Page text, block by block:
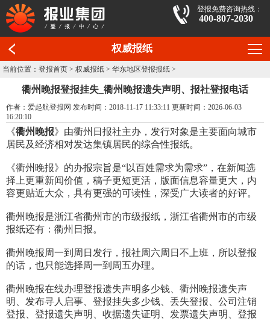
登报免费咨询热线：
400-807-2030
权威报纸
当前位置：登报首页 >权威报纸 >华东地区登报报纸 >
衢州晚报登报挂失_衢州晚报遗失声明、报社登报电话
作者：爱起航登报网 发布时间：2018-11-17 11:33:11 更新时间：2026-06-03
16:20:10
《衢州晚报》由衢州日报社主办，发行对象是主要面向城市
居民及经济相对发达集镇居民的综合性报纸。
《衢州晚报》的办报宗旨是“以百姓需求为需求”，在新闻选
择上更重新闻价值，稿子更短更活，版面信息容量更大，内
容更贴近大众，具有更强的可读性，深受广大读者的好评。
衢州晚报是浙江省衢州市的市级报纸，浙江省衢州市的市级
报纸还有：衢州日报。
衢州晚报周一到周日发行，报社周六周日不上班，所以登报
的话，也只能选择周一到周五办理。
衢州晚报在线办理登报遗失声明多少钱、衢州晚报遗失声
明、发布寻人启事、登报挂失多少钱、丢失登报、公司注销
登报、登报遗失声明、收据遗失证明、发票遗失声明、登报